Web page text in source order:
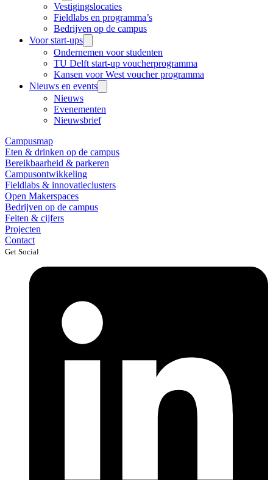
Vestigingslocaties
Fieldlabs en programma’s
Bedrijven op de campus
Voor start-ups
Ondernemen voor studenten
TU Delft start-up voucherprogramma
Kansen voor West voucher programma
Nieuws en events
Nieuws
Evenementen
Nieuwsbrief
Campusmap
Eten & drinken op de campus
Bereikbaarheid & parkeren
Campusontwikkeling
Fieldlabs & innovatieclusters
Open Makerspaces
Bedrijven op de campus
Feiten & cijfers
Projecten
Contact
Get Social